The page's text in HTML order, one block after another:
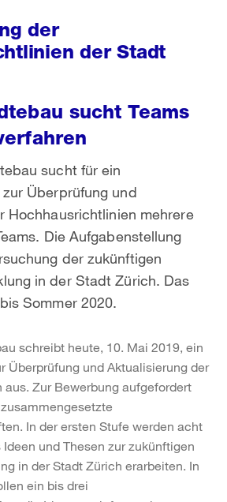
der
der Stadt
sucht Teams
sucht für ein
Überprüfung und
Hochhausrichtlinien mehrere
Die Aufgabenstellung
der zukünftigen
in der Stadt Zürich. Das
Sommer 2020.
schreibt heute, 10. Mai 2019, ein
Überprüfung und Aktualisierung der
Zur Bewerbung aufgefordert
In der ersten Stufe werden acht
und Thesen zur zukünftigen
in der Stadt Zürich erarbeiten. In
ein bis drei